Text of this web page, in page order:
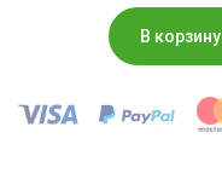
В корзину